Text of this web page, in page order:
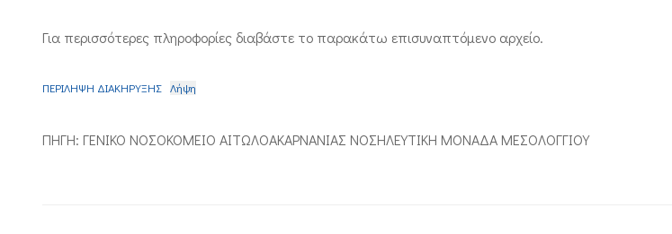
Για περισσότερες πληροφορίες διαβάστε το παρακάτω επισυναπτόμενο αρχείο.
ΠΕΡΙΛΗΨΗ ΔΙΑΚΗΡΥΞΗΣ Λήψη
ΠΗΓΗ: ΓΕΝΙΚΟ ΝΟΣΟΚΟΜΕΙΟ ΑΙΤΩΛΟΑΚΑΡΝΑΝΙΑΣ ΝΟΣΗΛΕΥΤΙΚΗ ΜΟΝΑΔΑ ΜΕΣΟΛΟΓΓΙΟΥ